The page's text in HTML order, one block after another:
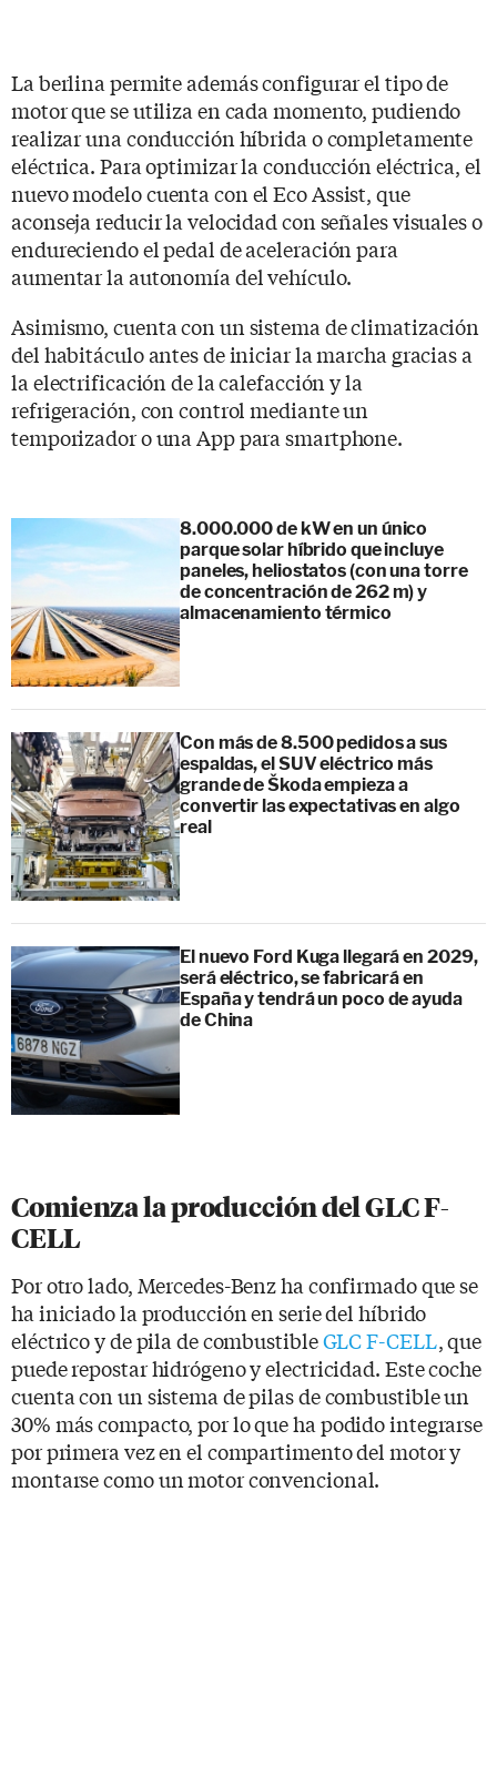
La berlina permite además configurar el tipo de
motor que se utiliza en cada momento, pudiendo
realizar una conducción híbrida o completamente
eléctrica. Para optimizar la conducción eléctrica, el
nuevo modelo cuenta con el Eco Assist, que
aconseja reducir la velocidad con señales visuales o
endureciendo el pedal de aceleración para
aumentar la autonomía del vehículo.
Asimismo, cuenta con un sistema de climatización
del habitáculo antes de iniciar la marcha gracias a
la electrificación de la calefacción y la
refrigeración, con control mediante un
temporizador o una App para smartphone.
8.000.000 de kW en un único
parque solar híbrido que incluye
paneles, heliostatos (con una torre
de concentración de 262 m) y
almacenamiento térmico
Con más de 8.500 pedidos a sus
espaldas, el SUV eléctrico más
grande de Škoda empieza a
convertir las expectativas en algo
real
El nuevo Ford Kuga llegará en 2029,
será eléctrico, se fabricará en
España y tendrá un poco de ayuda
de China
Comienza la producción del GLC F-
CELL
Por otro lado, Mercedes-Benz ha confirmado que se
ha iniciado la producción en serie del híbrido
eléctrico y de pila de combustibleGLC F-CELL, que
puede repostar hidrógeno y electricidad. Este coche
cuenta con un sistema de pilas de combustible un
30% más compacto, por lo que ha podido integrarse
por primera vez en el compartimento del motor y
montarse como un motor convencional.